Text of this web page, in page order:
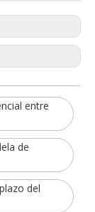
entre
de
del